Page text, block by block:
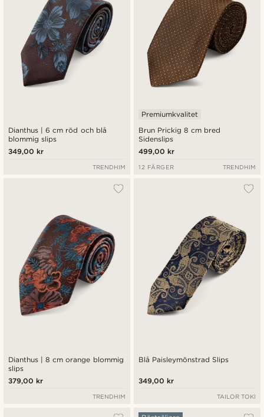
Dianthus | 6 cm röd och blå
blommig slips
349,00 kr
TRENDHIM
Brun Prickig 8 cm bred
Sidenslips
Premiumkvalitet
499,00 kr
12 FÄRGER TRENDHIM
Dianthus | 8 cm orange blommig
slips
379,00 kr
TRENDHIM
Blå Paisleymönstrad Slips
349,00 kr
TAILOR TOKI